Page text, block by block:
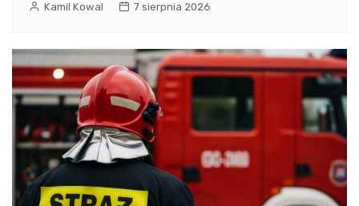
Kamil Kowal 7 sierpnia 2026